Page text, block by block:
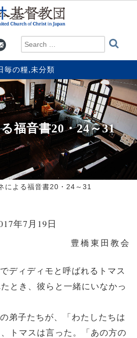
毎の糧,未分類
福音書20・24～31
による福音書20・24～31
年7月19日
豊橋東田教会
ディディモと呼ばれるトマス
とき、彼らと一緒にいなかっ
弟子たちが、「わたしたちは
トマスは言った。「あの方の